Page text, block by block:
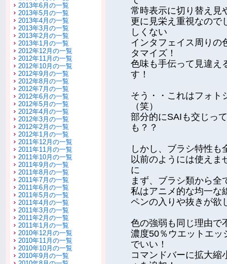
2013年6月の一覧
2013年5月の一覧
2013年4月の一覧
2013年3月の一覧
2013年2月の一覧
2013年1月の一覧
2012年12月の一覧
2012年11月の一覧
2012年10月の一覧
2012年9月の一覧
2012年8月の一覧
2012年7月の一覧
2012年6月の一覧
2012年5月の一覧
2012年4月の一覧
2012年3月の一覧
2012年2月の一覧
2012年1月の一覧
2011年12月の一覧
2011年11月の一覧
2011年10月の一覧
2011年9月の一覧
2011年8月の一覧
2011年7月の一覧
2011年6月の一覧
2011年5月の一覧
2011年4月の一覧
2011年3月の一覧
2011年2月の一覧
2011年1月の一覧
2010年12月の一覧
2010年11月の一覧
2010年10月の一覧
2010年9月の一覧
常時表示に切り替え見
更に見栄え重視なので
しくない
インタフェイス周りの
タマイズ！
色味も手伝って見違え
す！
そう・・これはフォト
（笑）
部分的にSAIも交じっ
も？？
しかし、ブラシ特性も
以前のようには使えま
に
まず、ブラシ類から全
私はアニメ的な均一な
ペンの入りや抜きが欲
色の強弱も同じ理由で
濃度50％ウエットエッ
でいい！
コマンドバーに拡大縮